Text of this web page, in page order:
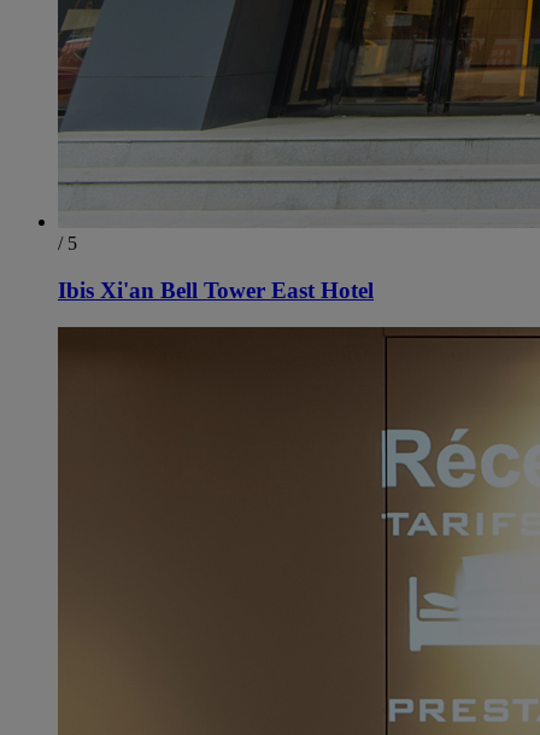
/ 5
Ibis Xi'an Bell Tower East Hotel